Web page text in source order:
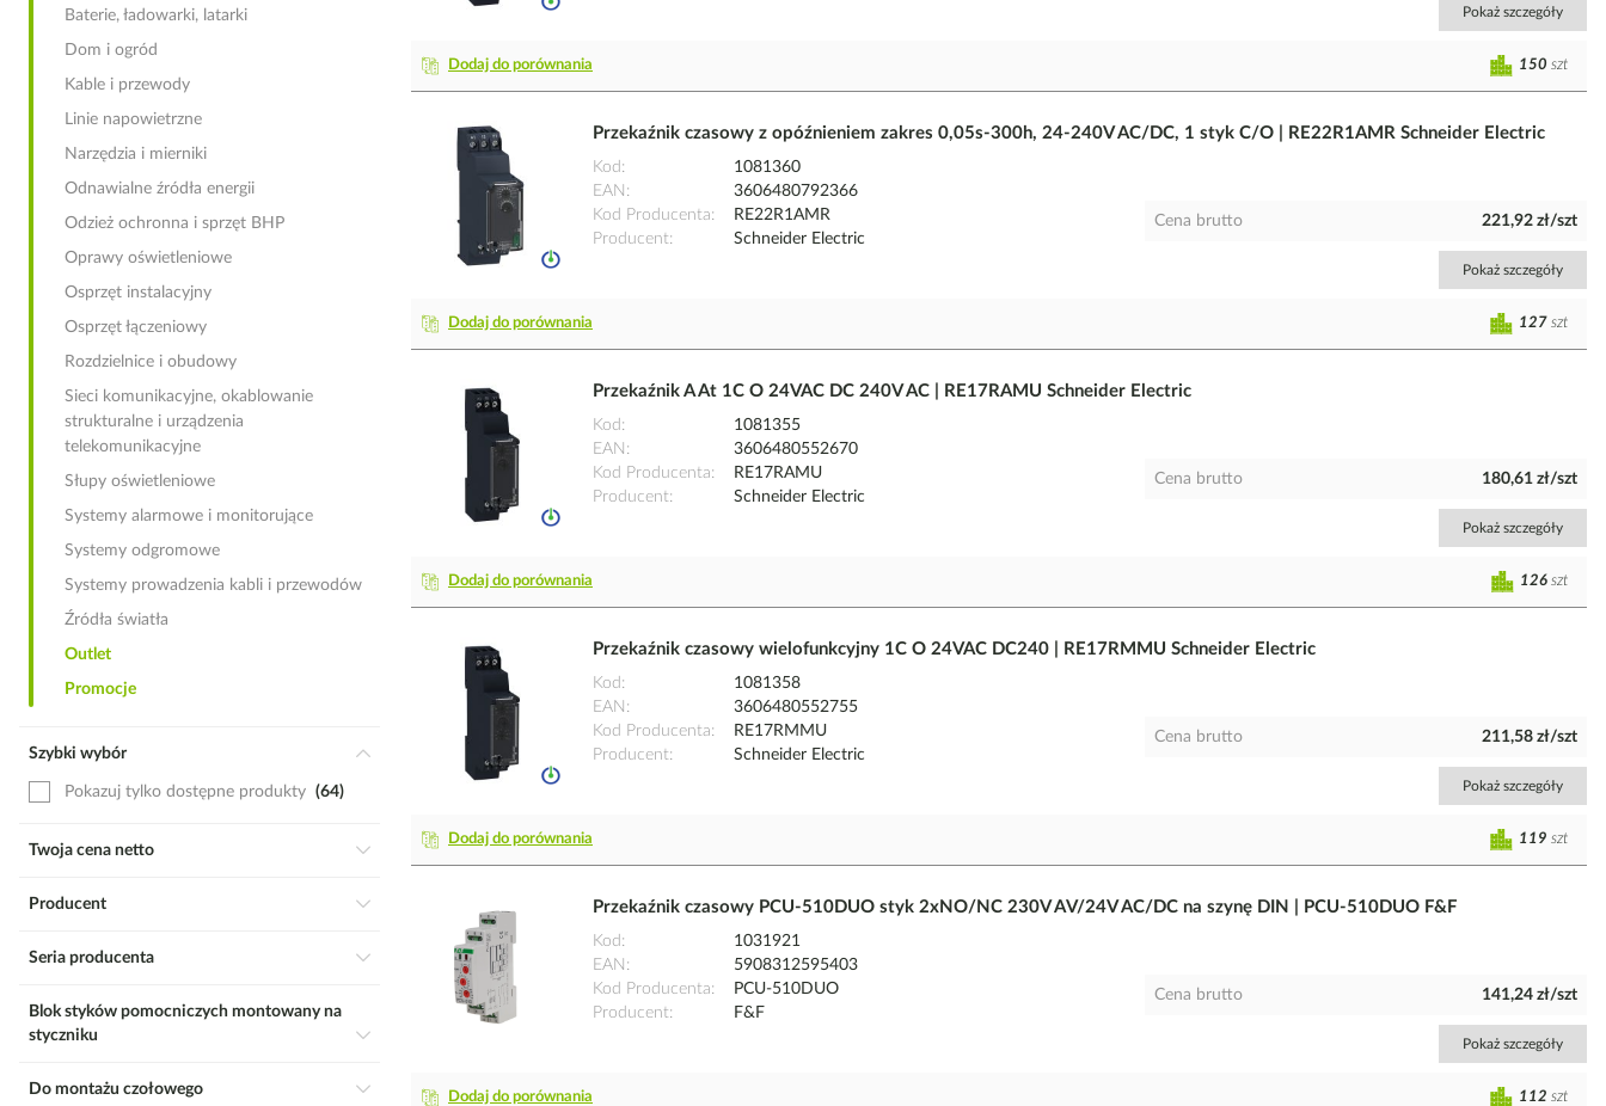
Pokaż szczegóły
Dodaj do porównania 150 szt
Przekaźnik czasowy z opóźnieniem zakres 0,05s-300h, 24-240V AC/DC, 1 styk C/O | RE22R1AMR Schneider Electric
Kod
1081360
EAN
3606480792366
Kod Producenta
RE22R1AMR
Producent
Schneider Electric
Cena brutto 221,92 zł/szt
Pokaż szczegóły
Dodaj do porównania 127 szt
Przekaźnik A At 1C O 24VAC DC 240V AC | RE17RAMU Schneider Electric
Kod
1081355
EAN
3606480552670
Kod Producenta
RE17RAMU
Producent
Schneider Electric
Cena brutto 180,61 zł/szt
Pokaż szczegóły
Dodaj do porównania 126 szt
Przekaźnik czasowy wielofunkcyjny 1C O 24VAC DC240 | RE17RMMU Schneider Electric
Kod
1081358
EAN
3606480552755
Kod Producenta
RE17RMMU
Producent
Schneider Electric
Cena brutto 211,58 zł/szt
Pokaż szczegóły
Dodaj do porównania 119 szt
Przekaźnik czasowy PCU-510DUO styk 2xNO/NC 230V AV/24V AC/DC na szynę DIN | PCU-510DUO F&F
Kod
1031921
EAN
5908312595403
Kod Producenta
PCU-510DUO
Producent
F&F
Cena brutto 141,24 zł/szt
Pokaż szczegóły
Dodaj do porównania 112 szt
Baterie, ładowarki, latarki
Dom i ogród
Kable i przewody
Linie napowietrzne
Narzędzia i mierniki
Odnawialne źródła energii
Odzież ochronna i sprzęt BHP
Oprawy oświetleniowe
Osprzęt instalacyjny
Osprzęt łączeniowy
Rozdzielnice i obudowy
Sieci komunikacyjne, okablowanie
strukturalne i urządzenia
telekomunikacyjne
Słupy oświetleniowe
Systemy alarmowe i monitorujące
Systemy odgromowe
Systemy prowadzenia kabli i przewodów
Źródła światła
Outlet
Promocje
Szybki wybór
Pokazuj tylko dostępne produkty 64
Twoja cena netto
Producent
Seria producenta
Blok styków pomocniczych montowany na
styczniku
Do montażu czołowego